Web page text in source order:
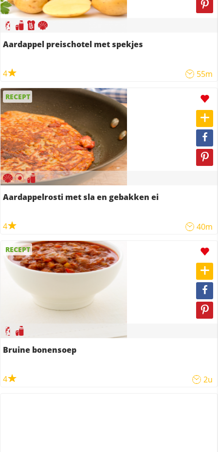
Aardappel preischotel met spekjes
4 55m
RECEPT
Aardappelrosti met sla en gebakken ei
4 40m
RECEPT
Bruine bonensoep
4 2u